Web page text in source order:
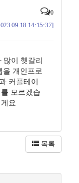
0
14:15:37]
이 헷갈리
을 개인프로
커플테이
모르겠습
요
목록